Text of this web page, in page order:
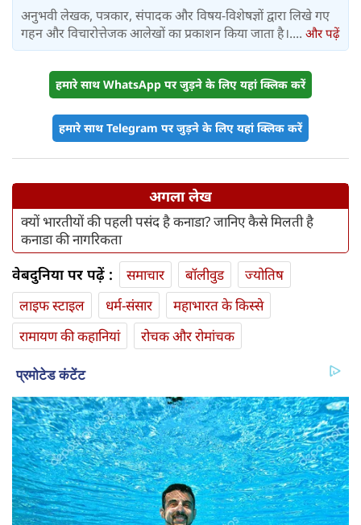
अनुभवी लेखक, पत्रकार, संपादक और विषय-विशेषज्ञों द्वारा लिखे गए
गहन और विचारोत्तेजक आलेखों का प्रकाशन किया जाता है।.... और पढ़ें
हमारे साथ WhatsApp पर जुड़ने के लिए यहां क्लिक करें
हमारे साथ Telegram पर जुड़ने के लिए यहां क्लिक करें
अगला लेख
क्यों भारतीयों की पहली पसंद है कनाडा? जानिए कैसे मिलती है
कनाडा की नागरिकता
वेबदुनिया पर पढ़ें : समाचार बॉलीवुड
ज्योतिष
लाइफ स्‍टाइल
धर्म-संसार
महाभारत के किस्से
रामायण की कहानियां
रोचक और रोमांचक